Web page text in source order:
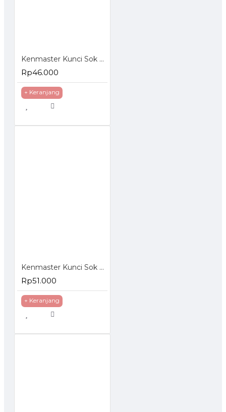
Kenmaster Kunci Sok Set 40 Pcs
Rp46.000
+ Keranjang
Kenmaster Kunci Sok Set 27 Pcs
Rp51.000
+ Keranjang